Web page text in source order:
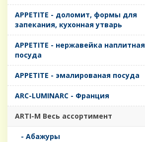
APPETITE - доломит, формы для
запекания, кухонная утварь
APPETITE - нержавейка наплитная
посуда
APPETITE - эмалированая посуда
ARC-LUMINARC - Франция
ARTI-M Весь ассортимент
- Абажуры